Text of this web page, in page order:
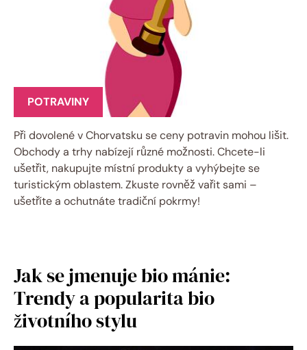
POTRAVINY
Při dovolené v Chorvatsku se ceny potravin mohou lišit.
Obchody a trhy nabízejí různé možnosti. Chcete-li
ušetřit, nakupujte místní produkty a vyhýbejte se
turistickým oblastem. Zkuste rovněž vařit sami –
ušetříte a ochutnáte tradiční pokrmy!
Jak se jmenuje bio mánie:
Trendy a popularita bio
životního stylu